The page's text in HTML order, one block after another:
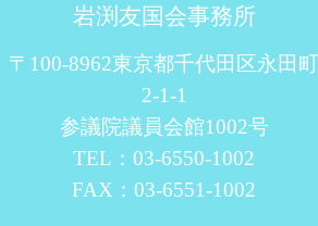
岩渕友国会事務所
〒100-8962東京都千代田区永田町
2-1-1
参議院議員会館1002号
TEL：03-6550-1002
FAX：03-6551-1002